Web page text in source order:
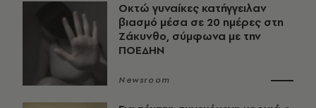
Οκτώ γυναίκες κατήγγειλαν
βιασμό μέσα σε 20 ημέρες στη
Ζάκυνθο, σύμφωνα με την
ΠΟΕΔΗΝ
Newsroom